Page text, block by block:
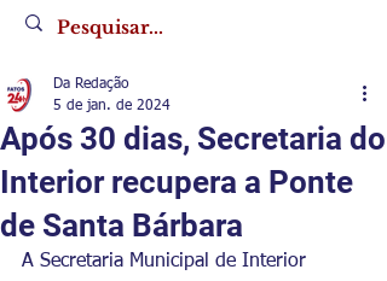
Após 30 dias, Secretaria do
Interior recupera a Ponte
de Santa Bárbara
Da Redação
5 de jan. de 2024
A Secretaria Municipal de Interior